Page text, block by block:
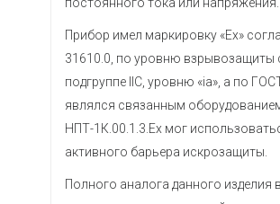
Прибор имел маркировку «Ex»
31610.0, по уровню взрывозащиты
подгруппе IIC, уровню «iа», а по
являлся связанным
НПТ-1К.00.1.3.Ех мог
активного барьера искрозащиты.
Полного аналога данного изделия